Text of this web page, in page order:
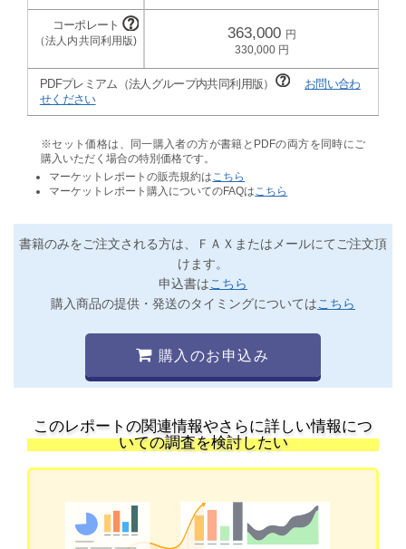
363,000
330,000
PDFプレミアム（法人グループ内共同利用版）
お問い合わ
せください
※セット価格は、同一購入者の方が書籍とPDFの両方を同時にご
購入いただく場合の特別価格です。
マーケットレポートの販売規約は こちら
マーケットレポート購入についてのFAQは こちら
書籍のみをご注文される方は、ＦＡＸまたはメールにてご注文頂
けます。
申込書はこちら
購入商品の提供・発送のタイミングについてはこちら
購入のお申込み
このレポートの関連情報やさらに詳しい情報につ
いての調査を検討したい